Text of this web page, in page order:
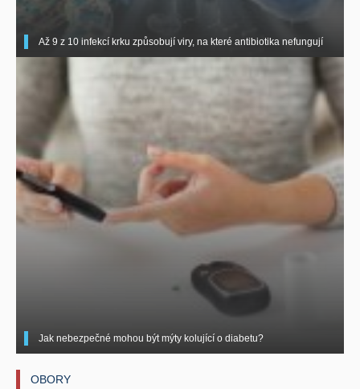
Až 9 z 10 infekcí krku způsobují viry, na které antibiotika nefungují
Jak nebezpečné mohou být mýty kolující o diabetu?
OBORY